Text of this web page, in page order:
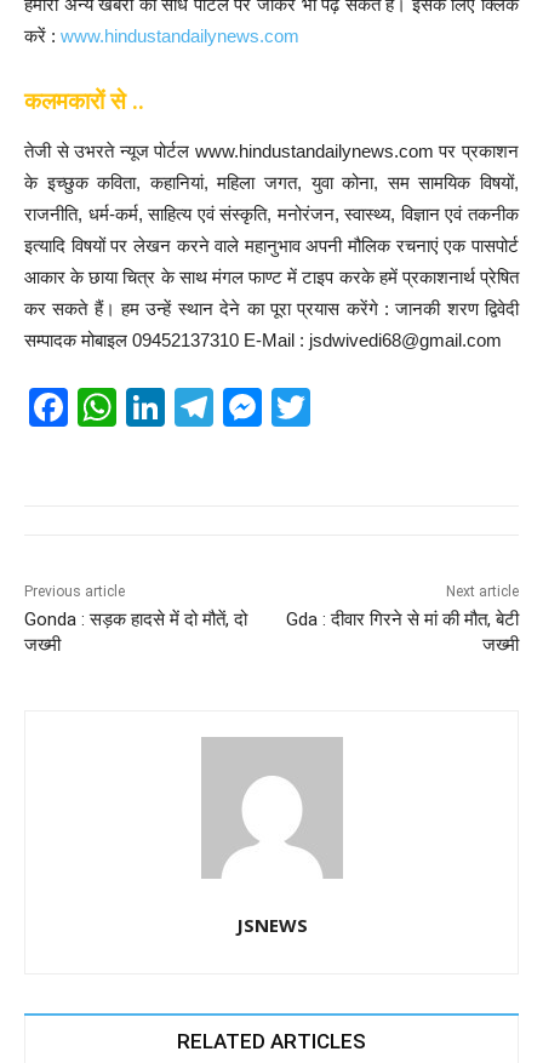
हमारी अन्य खबरों को सीधे पोर्टल पर जाकर भी पढ़ सकते हैं। इसके लिए क्लिक
करें : www.hindustandailynews.com
कलमकारों से ..
तेजी से उभरते न्यूज पोर्टल www.hindustandailynews.com पर प्रकाशन
के इच्छुक कविता, कहानियां, महिला जगत, युवा कोना, सम सामयिक विषयों,
राजनीति, धर्म-कर्म, साहित्य एवं संस्कृति, मनोरंजन, स्वास्थ्य, विज्ञान एवं तकनीक
इत्यादि विषयों पर लेखन करने वाले महानुभाव अपनी मौलिक रचनाएं एक पासपोर्ट
आकार के छाया चित्र के साथ मंगल फाण्ट में टाइप करके हमें प्रकाशनार्थ प्रेषित
कर सकते हैं। हम उन्हें स्थान देने का पूरा प्रयास करेंगे : जानकी शरण द्विवेदी
सम्पादक मोबाइल 09452137310 E-Mail : jsdwivedi68@gmail.com
F
o
o
W
p
p
Li
n
T
m
M
er
Previous article
Gonda : सड़क हादसे में दो मौतें, दो
जख्मी
Next article
Gda : दीवार गिरने से मां की मौत, बेटी
जख्मी
JSNEWS
RELATED ARTICLES